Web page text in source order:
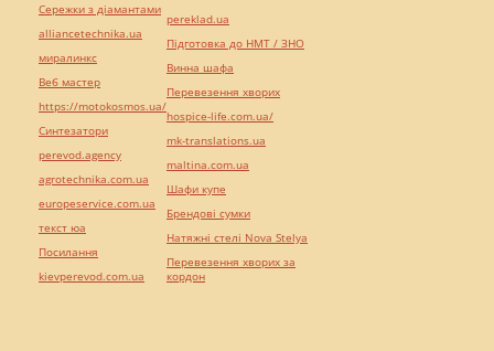
Сережки з діамантами
alliancetechnika.ua
миралинкс
Веб мастер
https://motokosmos.ua/
Синтезатори
perevod.agency
agrotechnika.com.ua
europeservice.com.ua
текст юа
Посилання
kievperevod.com.ua
pereklad.ua
Підготовка до НМТ / ЗНО
Винна шафа
Перевезення хворих
hospice-life.com.ua/
mk-translations.ua
maltina.com.ua
Шафи купе
Брендові сумки
Натяжні стелі Nova Stelya
Перевезення хворих за
кордон